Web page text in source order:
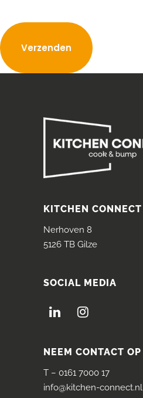
KITCHEN CONNECT
Nerhoven 8
5126 TB Gilze
SOCIAL MEDIA
NEEM CONTACT OP
T – 0161 7000 17
info@kitchen-connect.nl